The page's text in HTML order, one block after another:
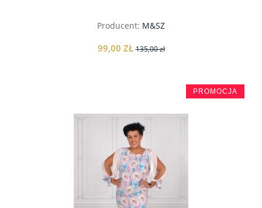
Producent: M&SZ
99,00 ZŁ 135,00 zł
do koszyka
PROMOCJA